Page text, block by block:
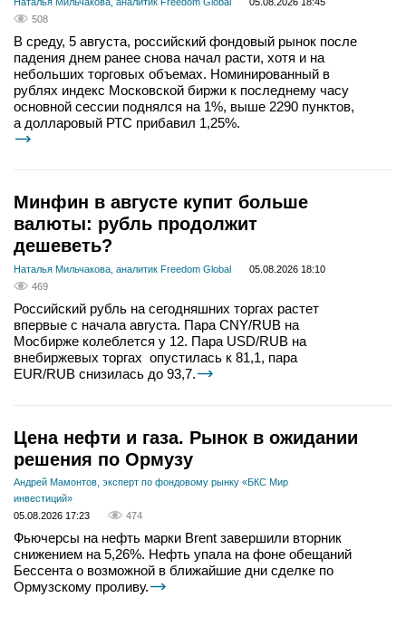
508
В среду, 5 августа, российский фондовый рынок после
падения днем ранее снова начал расти, хотя и на
небольших торговых объемах. Номинированный в
рублях индекс Московской биржи к последнему часу
основной сессии поднялся на 1%, выше 2290 пунктов,
а долларовый РТС прибавил 1,25%.
Минфин в августе купит больше
валюты: рубль продолжит
дешеветь?
Наталья Мильчакова, аналитик Freedom Global
05.08.2026 18:10
469
Российский рубль на сегодняшних торгах растет
впервые с начала августа. Пара CNY/RUB на
Мосбирже колеблется у 12. Пара USD/RUB на
внебиржевых торгах опустилась к 81,1, пара
EUR/RUB снизилась до 93,7.
Цена нефти и газа. Рынок в ожидании
решения по Ормузу
Андрей Мамонтов, эксперт по фондовому рынку «БКС Мир
инвестиций»
05.08.2026 17:23
474
Фьючерсы на нефть марки Brent завершили вторник
снижением на 5,26%. Нефть упала на фоне обещаний
Бессента о возможной в ближайшие дни сделке по
Ормузскому проливу.